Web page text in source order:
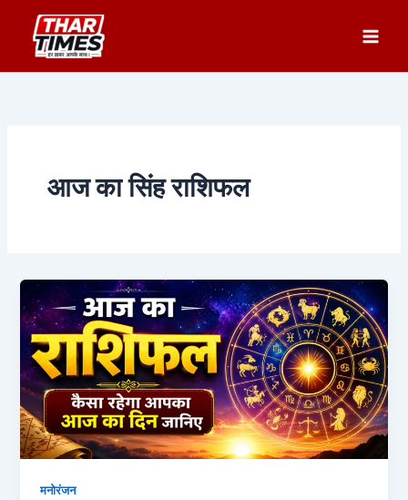
content
आज का सिंह राशिफल
मनोरंजन